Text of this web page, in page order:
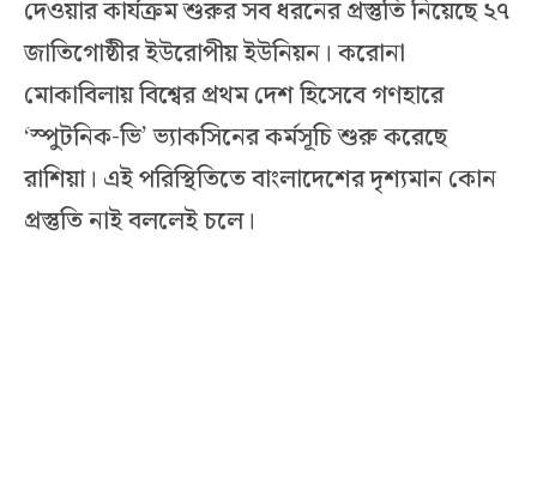
দেওয়ার কার্যক্রম শুরুর সব ধরনের প্রস্তুতি নিয়েছে ২৭
জাতিগোষ্ঠীর ইউরোপীয় ইউনিয়ন। করোনা
মোকাবিলায় বিশ্বের প্রথম দেশ হিসেবে গণহারে
‘স্পুটনিক-ভি’ ভ্যাকসিনের কর্মসূচি শুরু করেছে
রাশিয়া। এই পরিস্থিতিতে বাংলাদেশের দৃশ্যমান কোন
প্রস্তুতি নাই বললেই চলে।